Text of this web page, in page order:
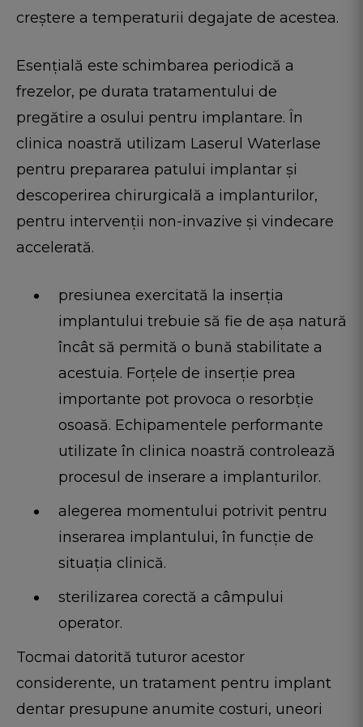
creștere a temperaturii degajate de acestea.
Esențială este schimbarea periodică a
frezelor, pe durata tratamentului de
pregătire a osului pentru implantare. În
clinica noastră utilizam Laserul Waterlase
pentru prepararea patului implantar şi
descoperirea chirurgicală a implanturilor,
pentru intervenţii non-invazive şi vindecare
accelerată.
presiunea exercitată la inserția
implantului trebuie să fie de așa natură
încât să permită o bună stabilitate a
acestuia. Forțele de inserție prea
importante pot provoca o resorbție
osoasă. Echipamentele performante
utilizate în clinica noastră controlează
procesul de inserare a implanturilor.
alegerea momentului potrivit pentru
inserarea implantului, în funcţie de
situaţia clinică.
sterilizarea corectă a câmpului
operator.
Tocmai datorită tuturor acestor
considerente, un tratament pentru implant
dentar presupune anumite costuri, uneori